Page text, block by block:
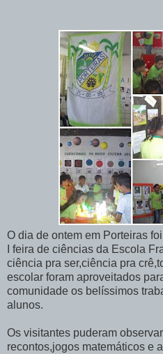
O dia de ontem em Porteiras
I feira de ciências da Escola
ciência pra ser,ciência pra
escolar foram aproveitados
comunidade os belíssimos
alunos.
Os visitantes puderam
recontos,jogos matemáticos e